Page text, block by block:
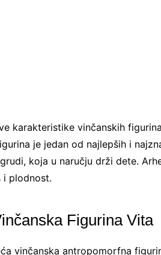
karakteristike vinčanskih
je jedan od najlepših i
koja u naručju drži dete.
i plodnost.
Figurina Vita
vinčanska antropomorfna